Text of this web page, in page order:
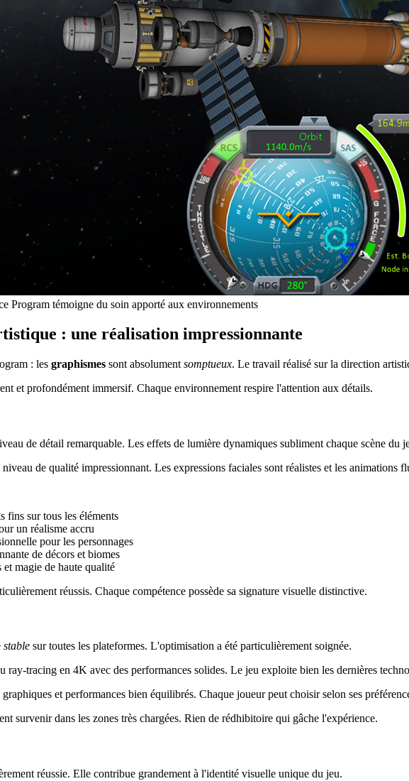
Program témoigne du soin apporté aux environnements
: une réalisation impressionnante
: les graphismes sont absolument somptueux. Le travail réalisé sur la direction
et profondément immersif. Chaque environnement respire l'attention aux détails.
de détail remarquable. Les effets de lumière dynamiques subliment chaque scène du
de qualité impressionnant. Les expressions faciales sont réalistes et les animations
fins sur tous les éléments
un réalisme accru
pour les personnages
de décors et biomes
magie de haute qualité
réussis. Chaque compétence possède sa signature visuelle distinctive.
stable sur toutes les plateformes. L'optimisation a été particulièrement soignée.
ray-tracing en 4K avec des performances solides. Le jeu exploite bien les dernières
et performances bien équilibrés. Chaque joueur peut choisir selon ses
survenir dans les zones très chargées. Rien de rédhibitoire qui gâche l'expérience.
réussie. Elle contribue grandement à l'identité visuelle unique du jeu.